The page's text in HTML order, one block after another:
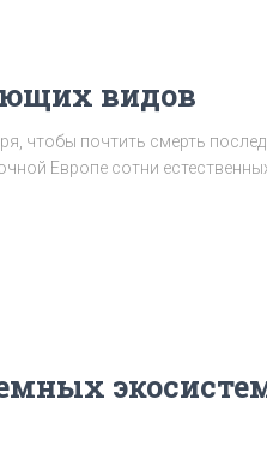
видов
чтобы почтить смерть
Европе сотни